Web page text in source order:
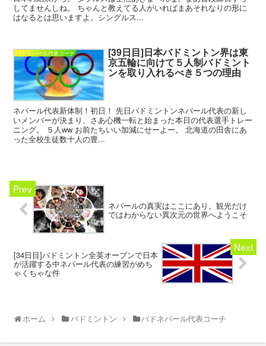
してませんしね。 ちゃんと教えてる人がいればまあそれなりの形に
はなるとは思いますよ。シングルス...
バドネパール代表コーチ [39日目]日本バドミントン界は東
京五輪に向けて５人制バドミント
ンを取り入れるべき５つの理由
ネパール代表新体制！初日！ 先日バドミントンネパール代表の新し
いメンバーが決まり、さあ心機一転と始まった本日の代表選手トレー
ニング。 ５人ww お前たちいい加減にせーよー。 北海道の田舎にあ
った全校生徒数十人の豊...
ネパールの真実はここにあり。観光だけ
ではわからない異次元の世界へようこそ
[34日目]バドミントン全英オープンで日本
が活躍する中ネパール代表の練習がめち
ゃくちゃな件
ホーム バドミントン バドネパール代表コーチ